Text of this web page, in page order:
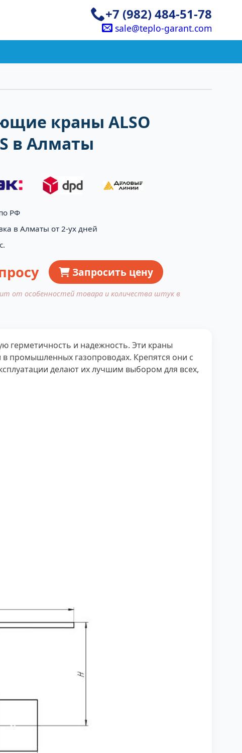
+7 (982) 484-51-78
sale@teplo-garant.com
краны ALSO
в Алматы
РФ
в Алматы от 2-ух дней
Запросить цену
от особенностей товара и количества штук в
герметичность и надежность. Эти краны
в промышленных газопроводах. Крепятся они с
делают их лучшим выбором для всех,